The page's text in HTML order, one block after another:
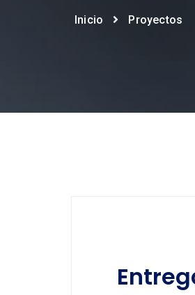
Inicio Proyectos